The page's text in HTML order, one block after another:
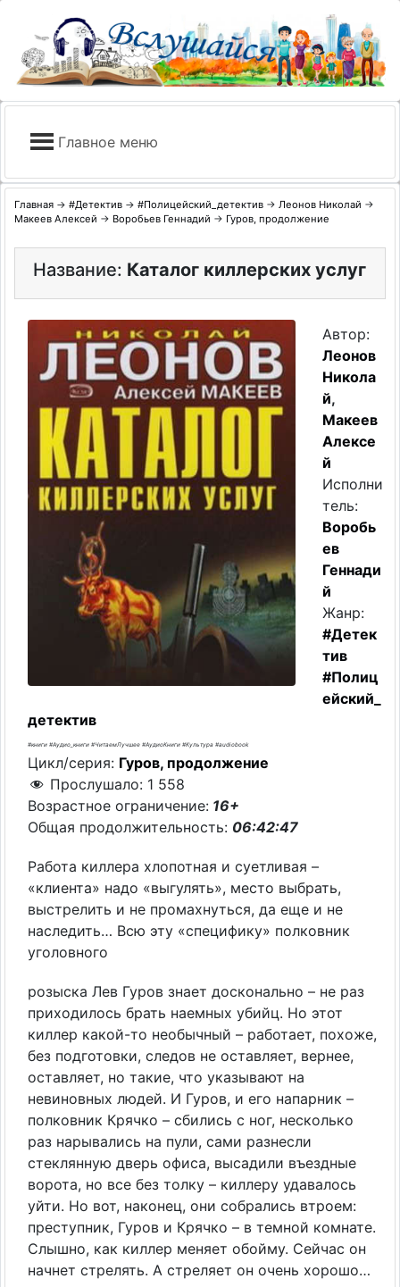
content
Главное меню
Главная → #Детектив → #Полицейский_детектив → Леонов Николай →
Макеев Алексей → Воробьев Геннадий → Гуров, продолжение
Название: Каталог киллерских услуг
Автор:
Леонов
Никола
й,
Макеев
Алексе
й
Исполни
тель:
Воробь
ев
Геннади
й
Жанр:
#Детек
тив
#Полиц
ейский_
детектив
#книги #Аудио_книги #ЧитаемЛучшее #АудиоКниги #Культура #audiobook
Цикл/серия: Гуров, продолжение
Прослушало: 1 558
Возрастное ограничение: 16+
Общая продолжительность: 06:42:47
Работа киллера хлопотная и суетливая –
«клиента» надо «выгулять», место выбрать,
выстрелить и не промахнуться, да еще и не
наследить… Всю эту «специфику» полковник
уголовного
розыска Лев Гуров знает досконально – не раз
приходилось брать наемных убийц. Но этот
киллер какой-то необычный – работает, похоже,
без подготовки, следов не оставляет, вернее,
оставляет, но такие, что указывают на
невиновных людей. И Гуров, и его напарник –
полковник Крячко – сбились с ног, несколько
раз нарывались на пули, сами разнесли
стеклянную дверь офиса, высадили въездные
ворота, но все без толку – киллеру удавалось
уйти. Но вот, наконец, они собрались втроем:
преступник, Гуров и Крячко – в темной комнате.
Слышно, как киллер меняет обойму. Сейчас он
начнет стрелять. А стреляет он очень хорошо…